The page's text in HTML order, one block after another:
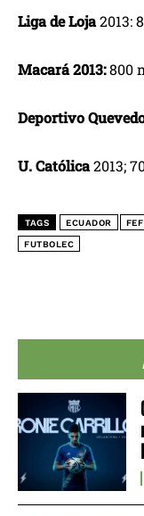
Liga de Loja2013:
Macará 2013:800
Deportivo
U. Católica2013;
TAGS ECUADOR FEF
FUTBOLEC